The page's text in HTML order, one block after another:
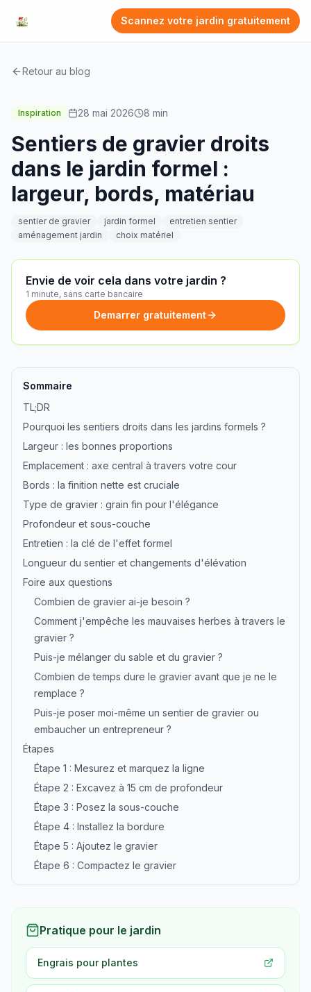
Scannez votre jardin gratuitement
Retour au blog
Inspiration 28 mai 2026 8 min
Sentiers de gravier droits
dans le jardin formel :
largeur, bords, matériau
sentier de gravier jardin formel
entretien sentier
aménagement jardin
choix matériel
Envie de voir cela dans votre jardin ?
1 minute, sans carte bancaire
Demarrer gratuitement
Sommaire
TL;DR
Pourquoi les sentiers droits dans les jardins formels ?
Largeur : les bonnes proportions
Emplacement : axe central à travers votre cour
Bords : la finition nette est cruciale
Type de gravier : grain fin pour l'élégance
Profondeur et sous-couche
Entretien : la clé de l'effet formel
Longueur du sentier et changements d'élévation
Foire aux questions
Combien de gravier ai-je besoin ?
Comment j'empêche les mauvaises herbes à travers le
gravier ?
Puis-je mélanger du sable et du gravier ?
Combien de temps dure le gravier avant que je ne le
remplace ?
Puis-je poser moi-même un sentier de gravier ou
embaucher un entrepreneur ?
Étapes
Étape 1 : Mesurez et marquez la ligne
Étape 2 : Excavez à 15 cm de profondeur
Étape 3 : Posez la sous-couche
Étape 4 : Installez la bordure
Étape 5 : Ajoutez le gravier
Étape 6 : Compactez le gravier
Pratique pour le jardin
Engrais pour plantes